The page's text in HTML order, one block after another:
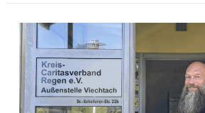
Leid
ist
leise